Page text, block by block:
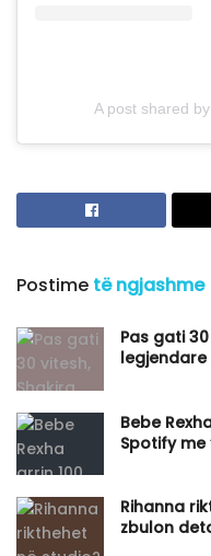
A post shared
Postime të ngjashme
Pas gati
Bebe
Spotify me
Rihanna
zbulon